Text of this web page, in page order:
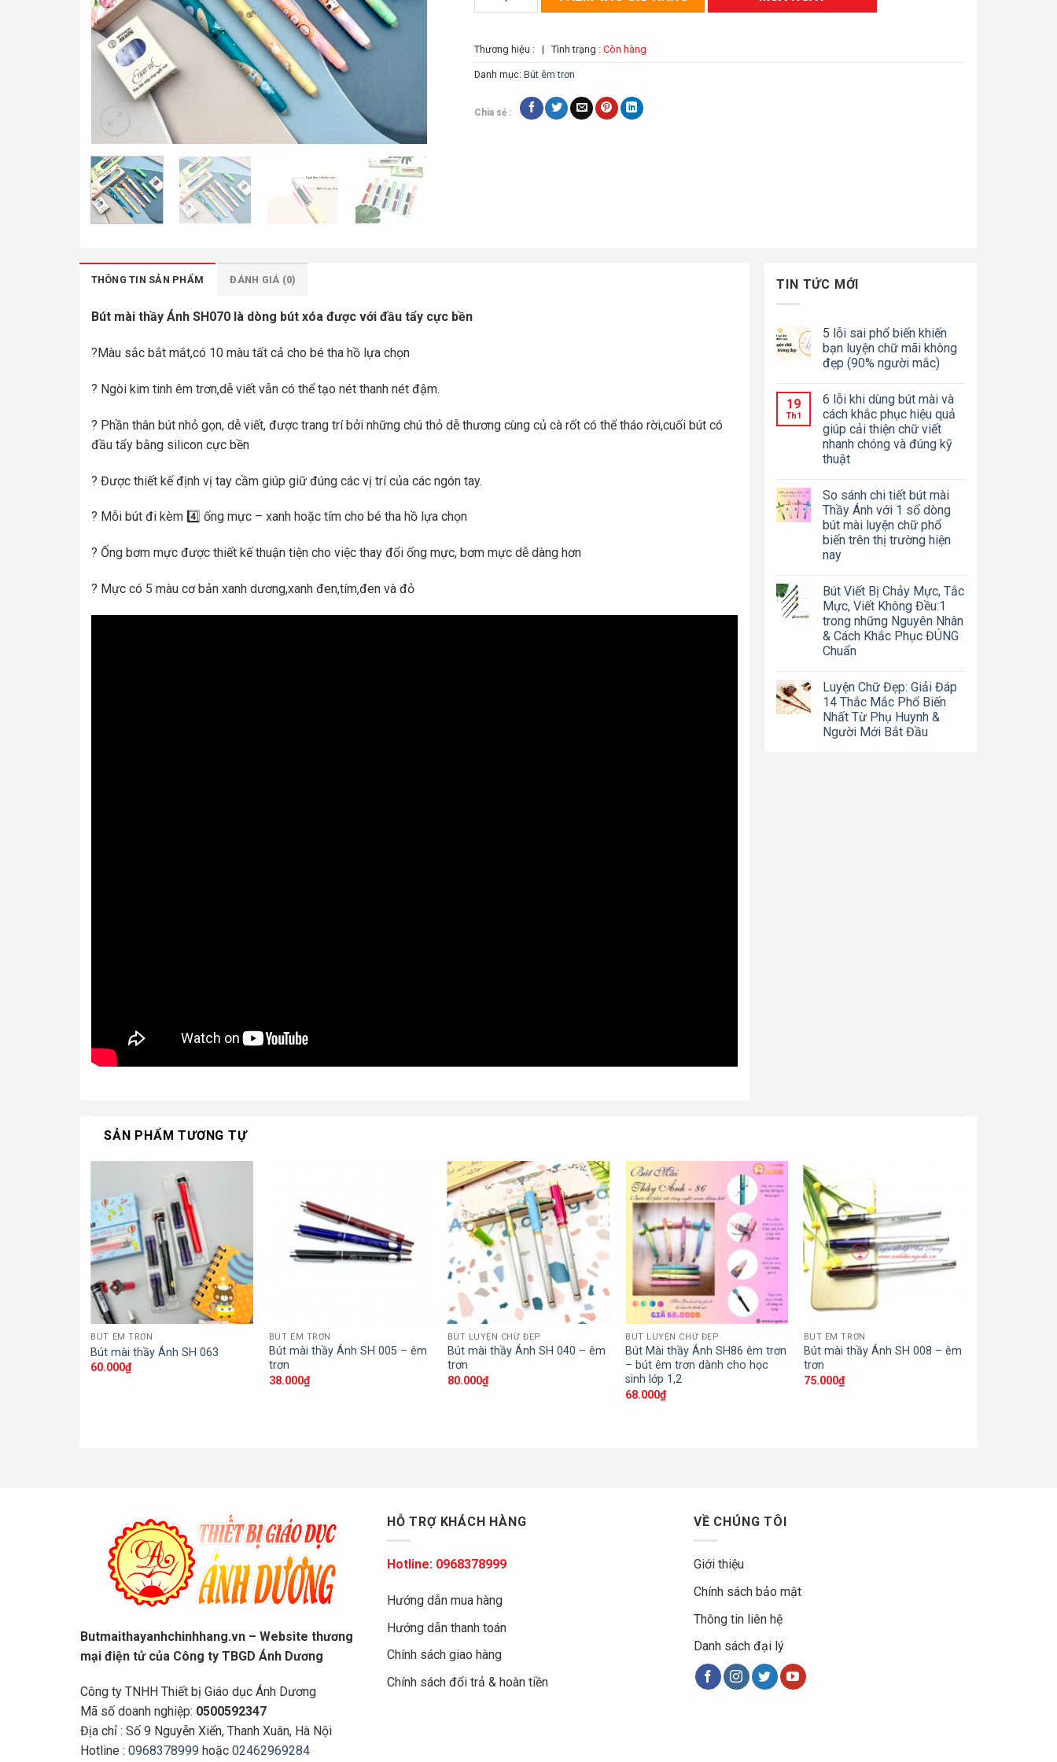
Thương hiệu : | Tình trạng :Còn hàng
Danh mục:Bút êm trơn
Chia sẻ :
THÔNG TIN SẢN PHẨM ĐÁNH GIÁ (0)
Bút mài thầy Ánh SH070 là dòng bút xóa được với đầu tẩy cực bền
?Màu sắc bắt mắt,có 10 màu tất cả cho bé tha hồ lựa chọn
? Ngòi kim tinh êm trơn,dễ viết vẫn có thể tạo nét thanh nét đậm.
? Phần thân bút nhỏ gọn, dễ viết, được trang trí bởi những chú thỏ dễ thương cùng củ cà rốt có thể tháo rời,cuối bút có
đầu tẩy bằng silicon cực bền
? Được thiết kế định vị tay cầm giúp giữ đúng các vị trí của các ngón tay.
? Mỗi bút đi kèm 4️⃣ ống mực – xanh hoặc tím cho bé tha hồ lựa chọn
? Ống bơm mực được thiết kế thuận tiện cho việc thay đổi ống mực, bơm mực dễ dàng hơn
? Mực có 5 màu cơ bản xanh dương,xanh đen,tím,đen và đỏ
TIN TỨC MỚI
5 lỗi sai phổ biến khiến
bạn luyện chữ mãi không
đẹp (90% người mắc)
19
Th1
6 lỗi khi dùng bút mài và
cách khắc phục hiệu quả
giúp cải thiện chữ viết
nhanh chóng và đúng kỹ
thuật
So sánh chi tiết bút mài
Thầy Ánh với 1 số dòng
bút mài luyện chữ phổ
biến trên thị trường hiện
nay
Bút Viết Bị Chảy Mực, Tắc
Mực, Viết Không Đều:1
trong những Nguyên Nhân
& Cách Khắc Phục ĐÚNG
Chuẩn
Luyện Chữ Đẹp: Giải Đáp
14 Thắc Mắc Phổ Biến
Nhất Từ Phụ Huynh &
Người Mới Bắt Đầu
SẢN PHẨM TƯƠNG TỰ
BÚT ÊM TRƠN
Bút mài thầy Ánh SH 063
60.000₫
BÚT ÊM TRƠN
Bút mài thầy Ánh SH 005 – êm
trơn
38.000₫
BÚT LUYỆN CHỮ ĐẸP
Bút mài thầy Ánh SH 040 – êm
trơn
80.000₫
BÚT LUYỆN CHỮ ĐẸP
Bút Mài thầy Ánh SH86 êm trơn
– bút êm trơn dành cho học
sinh lớp 1,2
68.000₫
BÚT ÊM TRƠN
Bút mài thầy Ánh SH 008 – êm
trơn
75.000₫
Butmaithayanhchinhhang.vn – Website thương
mại điện tử của Công ty TBGD Ánh Dương
Công ty TNHH Thiết bị Giáo dục Ánh Dương
Mã số doanh nghiệp: 0500592347
Địa chỉ : Số 9 Nguyễn Xiển, Thanh Xuân, Hà Nội
Hotline : 0968378999 hoặc 02462969284
HỖ TRỢ KHÁCH HÀNG
Hotline: 0968378999
Hướng dẫn mua hàng
Hướng dẫn thanh toán
Chính sách giao hàng
Chính sách đổi trả & hoàn tiền
VỀ CHÚNG TÔI
Giới thiệu
Chính sách bảo mật
Thông tin liên hệ
Danh sách đại lý